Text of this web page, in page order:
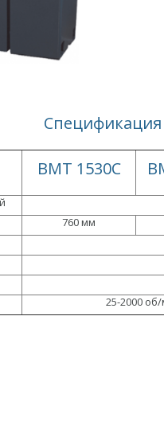
Спецификация
BMT 1530C
760 мм
25-2000